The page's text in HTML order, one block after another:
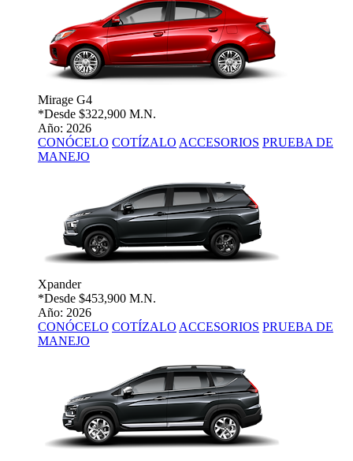
Mirage G4
*Desde $322,900 M.N.
Año: 2026
CONÓCELO COTÍZALO ACCESORIOS PRUEBA DE
MANEJO
Xpander
*Desde $453,900 M.N.
Año: 2026
CONÓCELO COTÍZALO ACCESORIOS PRUEBA DE
MANEJO